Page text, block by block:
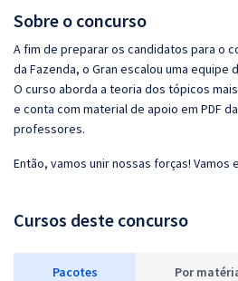
Sobre o concurso
A fim de preparar os candidatos para o
da Fazenda, o Gran escalou uma
O curso aborda a teoria dos tópicos
e conta com material de apoio em PDF
professores.
Então, vamos unir nossas forças! Vamos
Cursos deste concurso
Pacotes Por